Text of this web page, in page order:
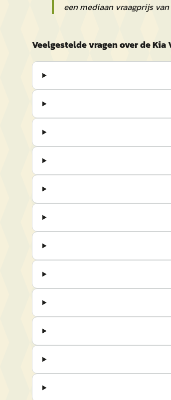
een mediaan vraagprijs
Veelgestelde vragen over de Kia